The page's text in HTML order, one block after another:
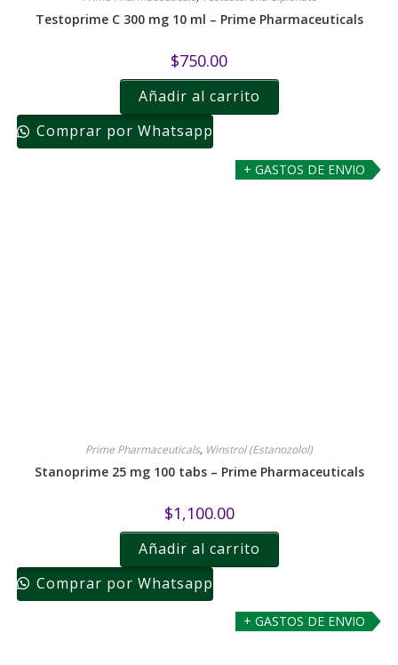
Testoprime C 300 mg 10 ml – Prime Pharmaceuticals
$750.00
Añadir al carrito
Comprar por Whatsapp
+ GASTOS DE ENVIO
Prime Pharmaceuticals, Winstrol (Estanozolol)
Stanoprime 25 mg 100 tabs – Prime Pharmaceuticals
$1,100.00
Añadir al carrito
Comprar por Whatsapp
+ GASTOS DE ENVIO